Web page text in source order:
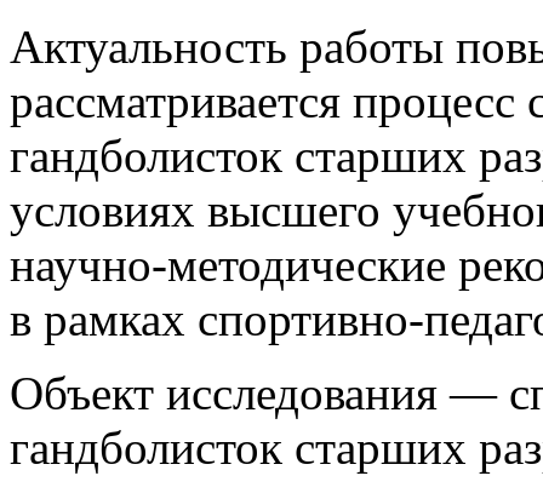
Актуальность работы
рассматривается
гандболисток старших
условиях высшего
научно-методические
в рамках спортивно-
Объект исследования —
гандболисток старших